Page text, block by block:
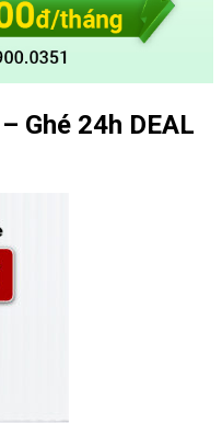
Ghé 24h DEAL